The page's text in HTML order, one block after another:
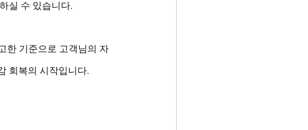
실 수 있습니다.
한 기준으로 고객님의 자
회복의 시작입니다.